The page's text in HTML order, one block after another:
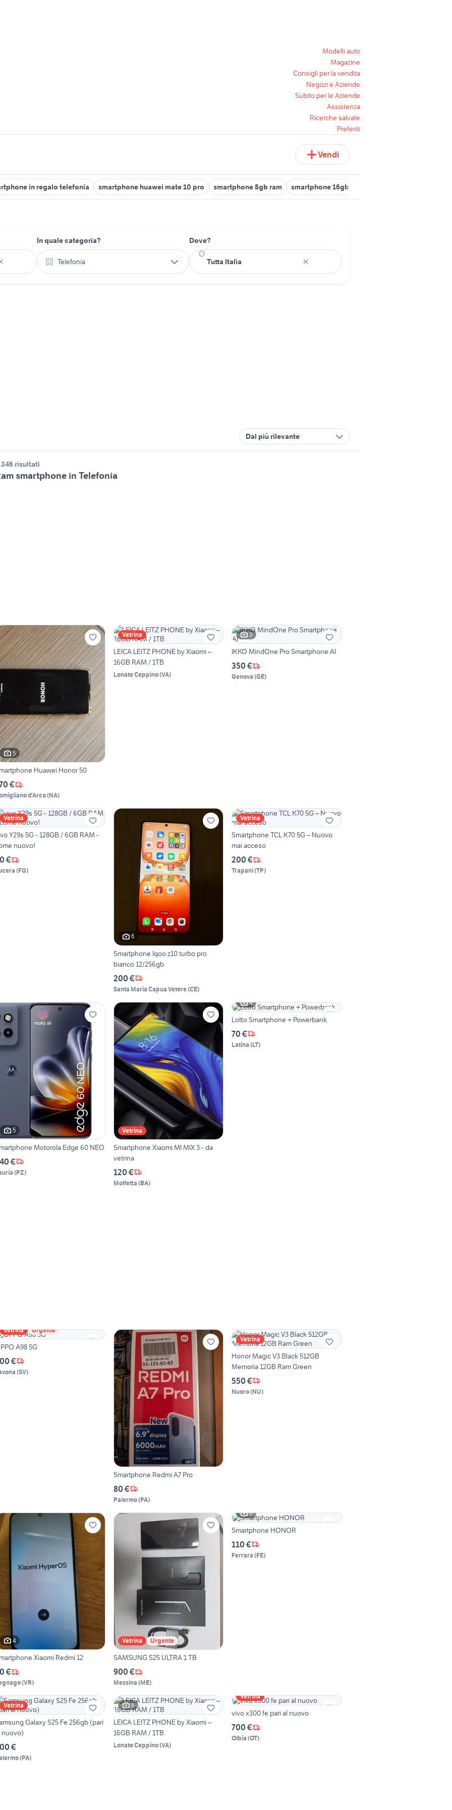
Modelli auto
Magazine
Consigli per la vendita
Negozi e Aziende
Subito per le Aziende
Assistenza
Ricerche salvate
Preferiti
Vendi
in regalo telefonia smartphone huawei mate 10 pro smartphone 8gb ram smartphone 16gb ram
In quale categoria?
Telefonia
Dove?
Dal più rilevante
risultati
smartphone in Telefonia
5
Huawei Honor 50
€
d'Arco(NA)
Vetrina
LEICA LEITZ PHONE by Xiaomi –
16GB RAM / 1TB
Lonate Ceppino(VA)
3
IKKO MindOne Pro Smartphone AI
350 €
Genova (GE)
Vetrina
Y29s 5G - 128GB / 6GB RAM -
nuovo!
€
(FG)
6
Smartphone Iqoo z10 turbo pro
bianco 12/256gb
200 €
Santa Maria Capua Vetere(CE)
Vetrina
Smartphone TCL K70 5G – Nuovo
mai acceso
200 €
Trapani(TP)
5
Motorola Edge 60 NEO
€
(PZ)
Vetrina
Smartphone Xiaomi MI MIX 3 - da
vetrina
120 €
Molfetta (BA)
4
Lotto Smartphone + Powerbank
70 €
Latina (LT)
Vetrina Urgente
A98 5G
€
(SV)
Smartphone Redmi A7 Pro
80 €
Palermo(PA)
Vetrina
Honor Magic V3 Black 512GB
Memoria 12GB Ram Green
550 €
Nuoro(NU)
4
Xiaomi Redmi 12
€
(VR)
Vetrina Urgente
SAMSUNG S25 ULTRA 1 TB
900 €
Messina (ME)
6
Smartphone HONOR
110 €
Ferrara (FE)
Vetrina
Galaxy S25 Fe 256gb (pari
nuovo)
€
(PA)
6
LEICA LEITZ PHONE by Xiaomi –
16GB RAM / 1TB
Lonate Ceppino(VA)
Vetrina
vivo x300 fe pari al nuovo
700 €
Olbia (OT)